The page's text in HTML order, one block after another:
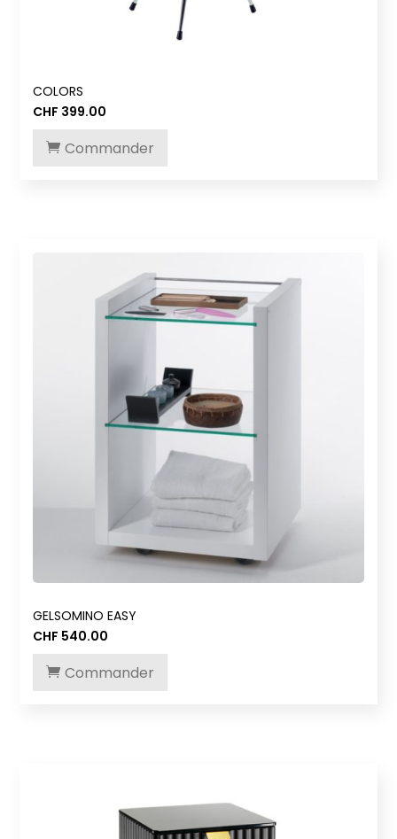
COLORS
CHF 399.00
Commander
GELSOMINO EASY
CHF 540.00
Commander